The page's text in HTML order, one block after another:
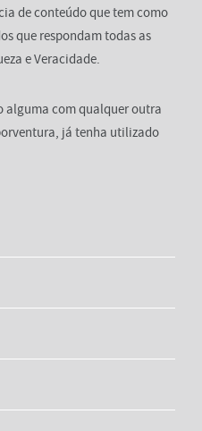
de conteúdo que tem como
que respondam todas as
e Veracidade.
alguma com qualquer outra
já tenha utilizado